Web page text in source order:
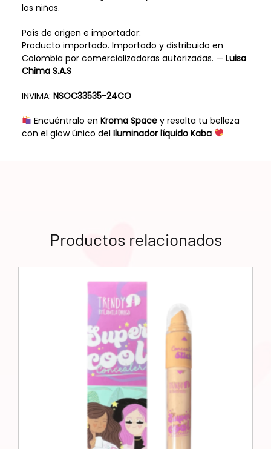
los niños.
País de origen e importador:
Producto importado. Importado y distribuido en
Colombia por comercializadoras autorizadas. — Luisa
Chima S.A.S
INVIMA: NSOC33535-24CO
Encuéntralo en Kroma Spacey resalta tu belleza
con el glow único del Iluminador líquido Kaba
Productos relacionados